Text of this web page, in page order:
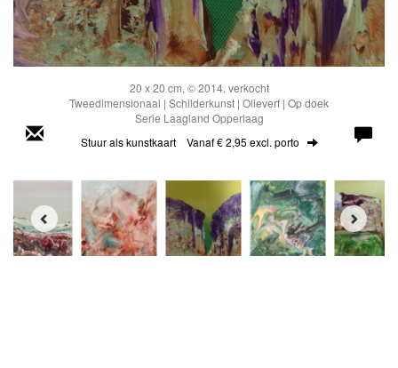
20 x 20 cm, © 2014, verkocht
Tweedimensionaal | Schilderkunst | Olieverf | Op doek
Serie Laagland Opperlaag
Stuur als kunstkaart Vanaf € 2,95 excl. porto